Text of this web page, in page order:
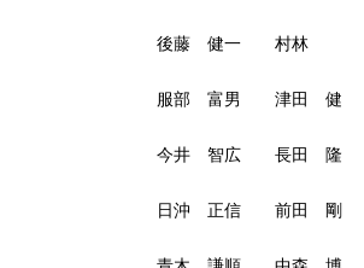
健一 村林
男 津田 健
広 長田 隆
信 前田 剛